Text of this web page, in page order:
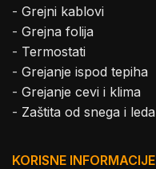
- Grejni kablovi
- Grejna folija
- Termostati
- Grejanje ispod tepiha
- Grejanje cevi i klima
- Zaštita od snega i leda
KORISNE INFORMACIJE